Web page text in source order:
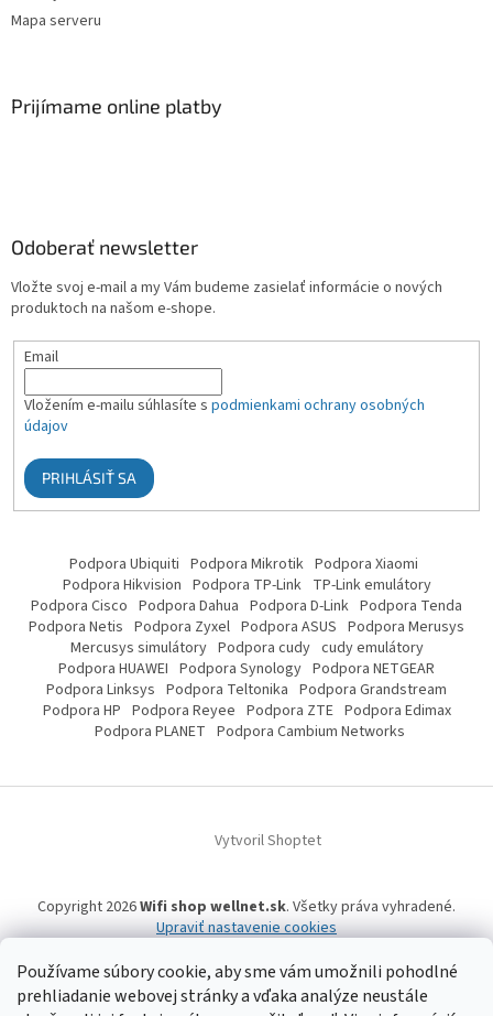
Používame súbory cookie, aby sme vám umožnili pohodlné
prehliadanie webovej stránky a vďaka analýze neustále
Mapa serveru
Prijímame online platby
Odoberať newsletter
Vložte svoj e-mail a my Vám budeme zasielať informácie o nových
produktoch na našom e-shope.
Email
Vložením e-mailu súhlasíte s podmienkami ochrany osobných
údajov
PRIHLÁSIŤ SA
Podpora Ubiquiti Podpora Mikrotik Podpora Xiaomi
Podpora Hikvision Podpora TP-Link TP-Link emulátory
Podpora Cisco Podpora Dahua Podpora D-Link Podpora Tenda
Podpora Netis Podpora Zyxel Podpora ASUS Podpora Merusys
Mercusys simulátory Podpora cudy cudy emulátory
Podpora HUAWEI Podpora Synology Podpora NETGEAR
Podpora Linksys Podpora Teltonika Podpora Grandstream
Podpora HP Podpora Reyee Podpora ZTE Podpora Edimax
Podpora PLANET Podpora Cambium Networks
Vytvoril Shoptet
Copyright 2026Wifi shop wellnet.sk. Všetky práva vyhradené.
Upraviť nastavenie cookies
Wifi shop wellnet.sk prevádzkuje spoločnosť WELLNET, s.r.o.,IČO: 36484610,